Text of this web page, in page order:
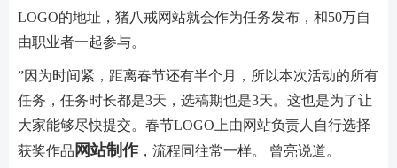
LOGO的地址，猪八戒网站就会作为任务发布，和50万自
由职业者一起参与。
”因为时间紧，距离春节还有半个月，所以本次活动的所有
任务，任务时长都是3天，选稿期也是3天。这也是为了让
大家能够尽快提交。春节LOGO上由网站负责人自行选择
获奖作品 网站制作，流程同往常一样。 曾亮说道。